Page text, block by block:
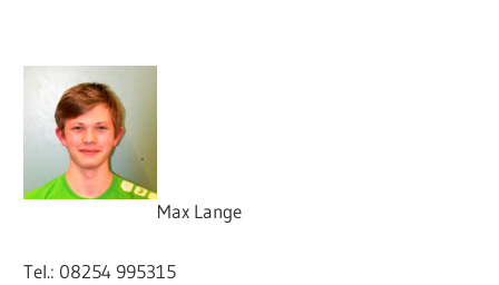
Max Lange
Tel.: 08254 995315